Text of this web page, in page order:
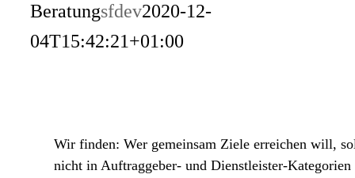
Beratungsfdev2020-12-
04T15:42:21+01:00
Wir finden: Wer gemeinsam Ziele erreichen will,
nicht in Auftraggeber- und Dienstleister-Kategorien